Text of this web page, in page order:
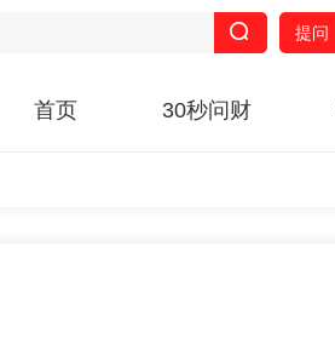
提问
首页 30秒问财